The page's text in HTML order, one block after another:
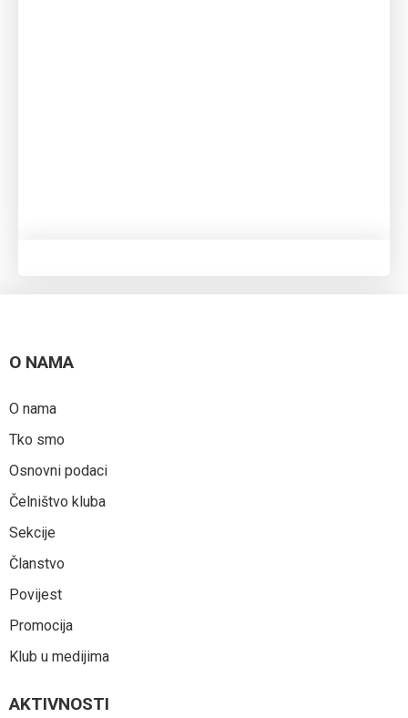
O NAMA
O nama
Tko smo
Osnovni podaci
Čelništvo kluba
Sekcije
Članstvo
Povijest
Promocija
Klub u medijima
AKTIVNOSTI